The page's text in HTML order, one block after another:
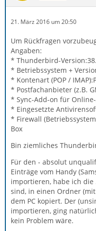
21. März 2016 um 20:50
Um Rückfragen
Angaben:
* Thunderbird-
* Betriebssystem +
* Kontenart (POP /
* Postfachanbieter (z.B.
* Sync-Add-on für
* Eingesetzte
* Firewall
Box
Bin ziemliches
Für den - absolut
Einträge vom Handy
importieren, habe ich die
sind, in einen Ordner (mit
dem PC kopiert. Der
importieren, ging
kein Problem wäre.